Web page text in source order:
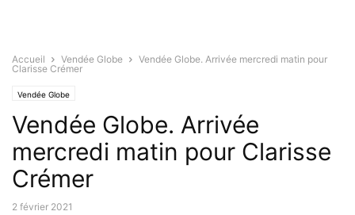
Accueil Vendée Globe
Vendée Globe. Arrivée mercredi matin pour
Clarisse Crémer
Vendée Globe
Vendée Globe. Arrivée
mercredi matin pour Clarisse
Crémer
2 février 2021